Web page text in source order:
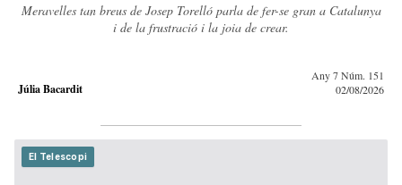
Meravelles tan breus de Josep Torelló parla de fer-se gran a Catalunya
i de la frustració i la joia de crear.
Júlia Bacardit
Any 7 Núm. 151
02/08/2026
El Telescopi